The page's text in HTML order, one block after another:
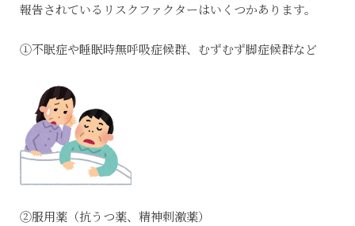
報告されているリスクファクターはいくつかあります。
①不眠症や睡眠時無呼吸症候群、むずむず脚症候群など
②服用薬（抗うつ薬、精神刺激薬）